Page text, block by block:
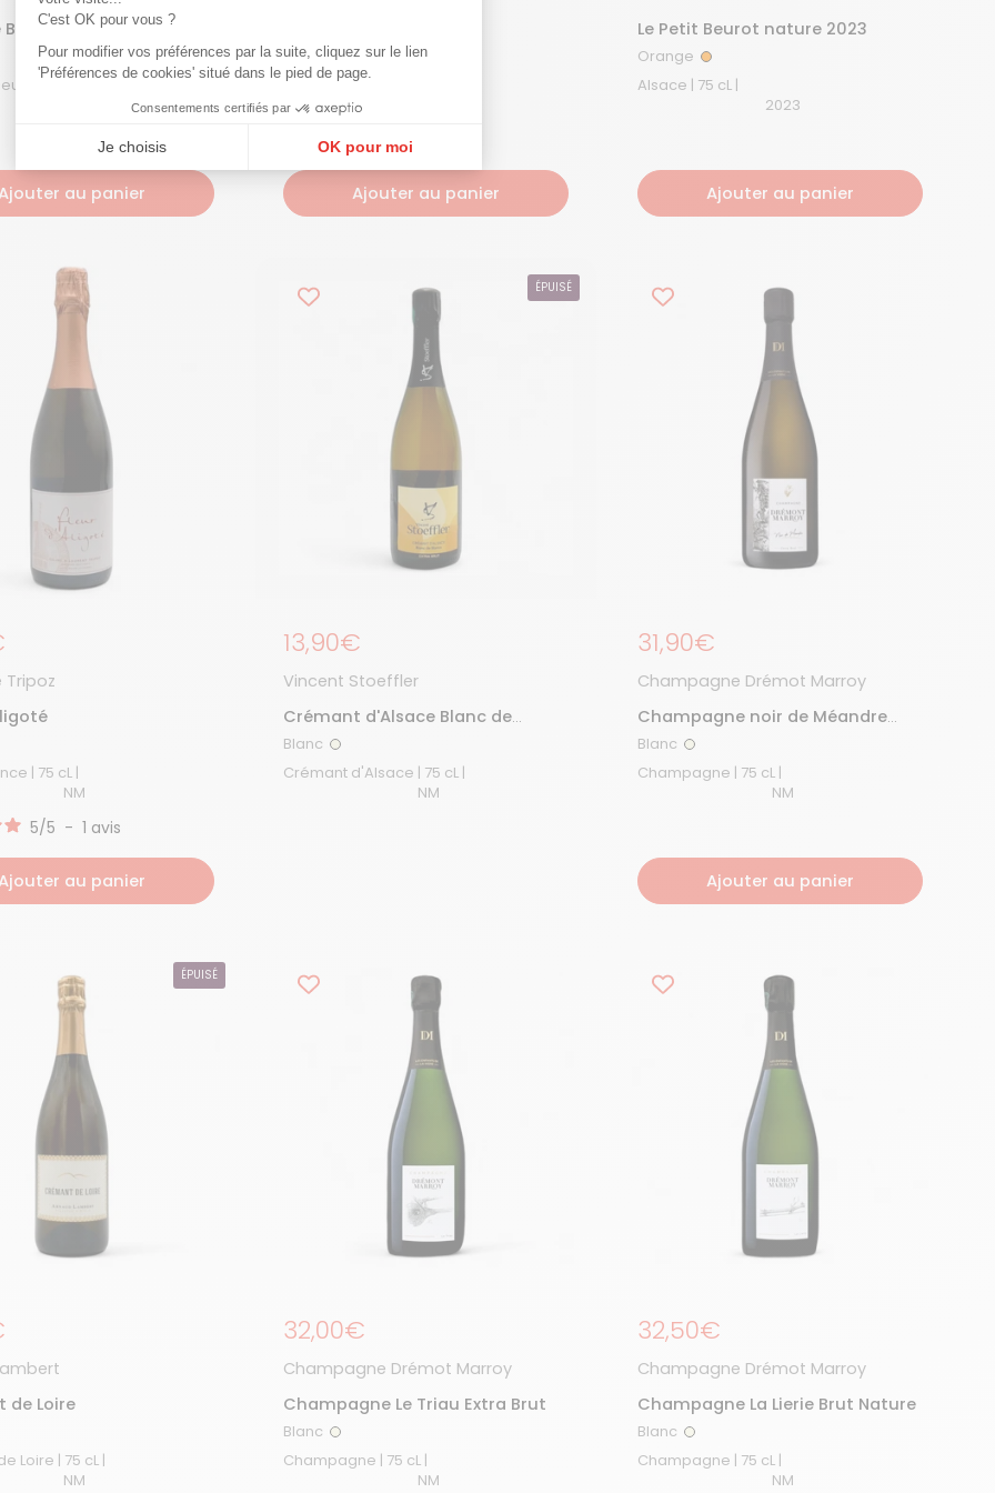
C'est OK pour vous ?
Pour modifier vos préférences par la suite, cliquez sur le lien
'Préférences de cookies' situé dans le pied de page.
Consentements certifiés par
Je choisis OK pour moi
Plateforme de Gestion du Consentement : Personnalisez vos Options
Notre plateforme vous permet d'adapter et de gérer vos paramètres de confidentialité, en garantissant la conformité avec les réglementations.
Blancs Brut Nature
Vin Mousseux de Qualité | 75 cL |
au panier
Blanc Blanc
Ajouter au panier
Le Petit Beurot nature 2023
Orange Orange
Alsace | 75 cL |
2023
Ajouter au panier
Tripoz
Vin de France | 75 cL |
NM
5/5 - 1 avis
au panier
ÉPUISÉ
Prix régulier
13,90€
Vincent Stoeffler
Crémant d'Alsace Blanc de
blancs Extra-Brut
Blanc Blanc
Crémant d'Alsace | 75 cL |
NM
Prix régulier
31,90€
Champagne Drémot Marroy
Champagne noir de Méandre
Extra Brut
Blanc Blanc
Champagne | 75 cL |
NM
Ajouter au panier
ÉPUISÉ
de Loire
Crémant de Loire | 75 cL |
NM
Prix régulier
32,00€
Champagne Drémot Marroy
Champagne Le Triau Extra Brut
Blanc Blanc
Champagne | 75 cL |
NM
Prix régulier
32,50€
Champagne Drémot Marroy
Champagne La Lierie Brut Nature
Blanc Blanc
Champagne | 75 cL |
NM